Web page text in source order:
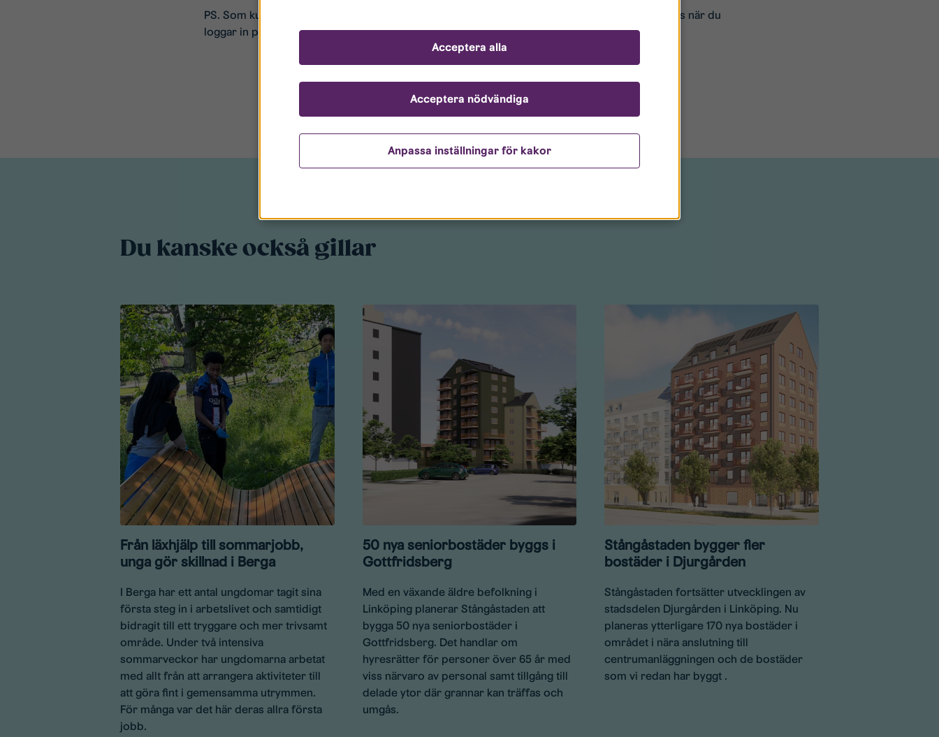
PS. Som kund har du ett förmånligt erbjudande på biljetter till festivalen, mer information finns när du
loggar in på Mina sidor.
Du kanske också gillar
Från läxhjälp till sommarjobb,
unga gör skillnad i Berga
I Berga har ett antal ungdomar tagit sina
första steg in i arbetslivet och samtidigt
bidragit till ett tryggare och mer trivsamt
område. Under två intensiva
sommarveckor har ungdomarna arbetat
med allt från att arrangera aktiviteter till
att göra fint i gemensamma utrymmen.
För många var det här deras allra första
jobb.
50 nya seniorbostäder byggs i
Gottfridsberg
Med en växande äldre befolkning i
Linköping planerar Stångåstaden att
bygga 50 nya seniorbostäder i
Gottfridsberg. Det handlar om
hyresrätter för personer över 65 år med
viss närvaro av personal samt tillgång till
delade ytor där grannar kan träffas och
umgås.
Stångåstaden bygger fler
bostäder i Djurgården
Stångåstaden fortsätter utvecklingen av
stadsdelen Djurgården i Linköping. Nu
planeras ytterligare 170 nya bostäder i
området i nära anslutning till
centrumanläggningen och de bostäder
som vi redan har byggt .
Anpassa inställningar för kakor
Acceptera nödvändiga
Acceptera alla